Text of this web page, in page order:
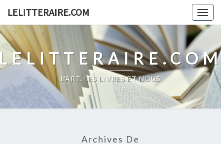
content
LELITTERAIRE.COM
L'ART, LES LIVRES ET NOUS
Archives De